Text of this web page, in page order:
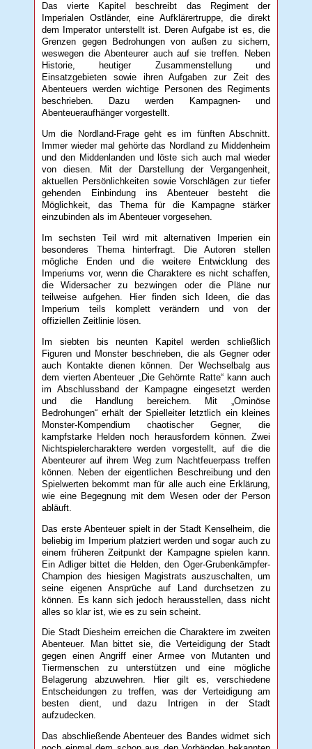
Das vierte Kapitel beschreibt das Regiment der
Imperialen Ostländer, eine Aufklärertruppe, die direkt
dem Imperator unterstellt ist. Deren Aufgabe ist es, die
Grenzen gegen Bedrohungen von außen zu sichern,
weswegen die Abenteurer auch auf sie treffen. Neben
Historie, heutiger Zusammenstellung und
Einsatzgebieten sowie ihren Aufgaben zur Zeit des
Abenteuers werden wichtige Personen des Regiments
beschrieben. Dazu werden Kampagnen- und
Abenteueraufhänger vorgestellt.
Um die Nordland-Frage geht es im fünften Abschnitt.
Immer wieder mal gehörte das Nordland zu Middenheim
und den Middenlanden und löste sich auch mal wieder
von diesen. Mit der Darstellung der Vergangenheit,
aktuellen Persönlichkeiten sowie Vorschlägen zur tiefer
gehenden Einbindung ins Abenteuer besteht die
Möglichkeit, das Thema für die Kampagne stärker
einzubinden als im Abenteuer vorgesehen.
Im sechsten Teil wird mit alternativen Imperien ein
besonderes Thema hinterfragt. Die Autoren stellen
mögliche Enden und die weitere Entwicklung des
Imperiums vor, wenn die Charaktere es nicht schaffen,
die Widersacher zu bezwingen oder die Pläne nur
teilweise aufgehen. Hier finden sich Ideen, die das
Imperium teils komplett verändern und von der
offiziellen Zeitlinie lösen.
Im siebten bis neunten Kapitel werden schließlich
Figuren und Monster beschrieben, die als Gegner oder
auch Kontakte dienen können. Der Wechselbalg aus
dem vierten Abenteuer „Die Gehörnte Ratte“ kann auch
im Abschlussband der Kampagne eingesetzt werden
und die Handlung bereichern. Mit „Ominöse
Bedrohungen“ erhält der Spielleiter letztlich ein kleines
Monster-Kompendium chaotischer Gegner, die
kampfstarke Helden noch herausfordern können. Zwei
Nichtspielercharaktere werden vorgestellt, auf die die
Abenteurer auf ihrem Weg zum Nachtfeuerpass treffen
können. Neben der eigentlichen Beschreibung und den
Spielwerten bekommt man für alle auch eine Erklärung,
wie eine Begegnung mit dem Wesen oder der Person
abläuft.
Das erste Abenteuer spielt in der Stadt Kenselheim, die
beliebig im Imperium platziert werden und sogar auch zu
einem früheren Zeitpunkt der Kampagne spielen kann.
Ein Adliger bittet die Helden, den Oger-Grubenkämpfer-
Champion des hiesigen Magistrats auszuschalten, um
seine eigenen Ansprüche auf Land durchsetzen zu
können. Es kann sich jedoch herausstellen, dass nicht
alles so klar ist, wie es zu sein scheint.
Die Stadt Diesheim erreichen die Charaktere im zweiten
Abenteuer. Man bittet sie, die Verteidigung der Stadt
gegen einen Angriff einer Armee von Mutanten und
Tiermenschen zu unterstützen und eine mögliche
Belagerung abzuwehren. Hier gilt es, verschiedene
Entscheidungen zu treffen, was der Verteidigung am
besten dient, und dazu Intrigen in der Stadt
aufzudecken.
Das abschließende Abenteuer des Bandes widmet sich